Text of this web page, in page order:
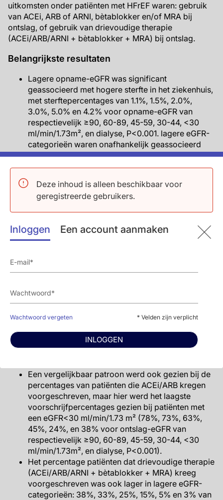
Deze inhoud is alleen beschikbaar voor
geregistreerde gebruikers.
Inloggen Een account aanmaken
Wachtwoord vergeten * Velden zijn verplicht
INLOGGEN
uitkomsten onder patiënten met HFrEF waren: gebruik
van ACEi, ARB of ARNI, bètablokker en/of MRA bij
ontslag, of gebruik van drievoudige therapie
(ACEi/ARB/ARNI + bètablokker + MRA) bij ontslag.
Belangrijkste resultaten
Lagere opname-eGFR was significant
geassocieerd met hogere sterfte in het ziekenhuis,
met sterftepercentages van 1.1%, 1.5%, 2.0%,
3.0%, 5.0% en 4.2% voor opname-eGFR van
respectievelijk ≥90, 60-89, 45-59, 30-44, <30
ml/min/1.73m², en dialyse, P<0.001. lagere eGFR-
categorieën waren onafhankelijk geassocieerd
met sterfte in het ziekenhuis in alle EF-groepen na
multivariabele correctie. Interactie-analyse liet
sterfte in het ziekenhuis sterker was in HFrEF in
vergelijking met HFmrEF en HFpEF (P voor
interactie = 0.045).
voorgeschreven was lager in lagere eGFR-
categorieën (90%, 89%, 88%, 86%, 80% en 79%
respectievelijk ≥90, 60-89, 45-59 , 30-44, <30
ml/min/1.73m², en dialyse, P<0.001).
voorschrijfpercentages van MRA (45%, 40%,
respectievelijk ≥90, 60-89, 45-59, 30-44, <30
ml/min/1.73m², en dialyse, P<0.001) en van ARNI
(7%, 7%, 6%, 5%, 3% en 2% voor ontslag-eGFR
Een vergelijkbaar patroon werd ook gezien bij de
percentages van patiënten die ACEi/ARB kregen
voorgeschreven, maar hier werd het laagste
voorschrijfpercentages gezien bij patiënten met
een eGFR<30 ml/min/1.73 m² (78%, 73%, 63%,
45%, 24%, en 38% voor ontslag-eGFR van
respectievelijk ≥90, 60-89, 45-59, 30-44, <30
ml/min/1.73m², en dialyse, P<0.001).
Het percentage patiënten dat drievoudige therapie
(ACEi/ARB/ARNI + bètablokker + MRA) kreeg
voorgeschreven was ook lager in lagere eGFR-
categorieën: 38%, 33%, 25%, 15%, 5% en 3% van